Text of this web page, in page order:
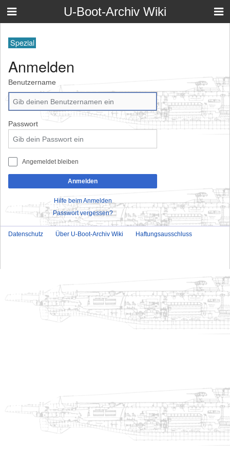
U-Boot-Archiv Wiki
Spezial
Anmelden
Benutzername
Passwort
Angemeldet bleiben
Anmelden
Hilfe beim Anmelden
Passwort vergessen?
Datenschutz Über U-Boot-Archiv Wiki Haftungsausschluss